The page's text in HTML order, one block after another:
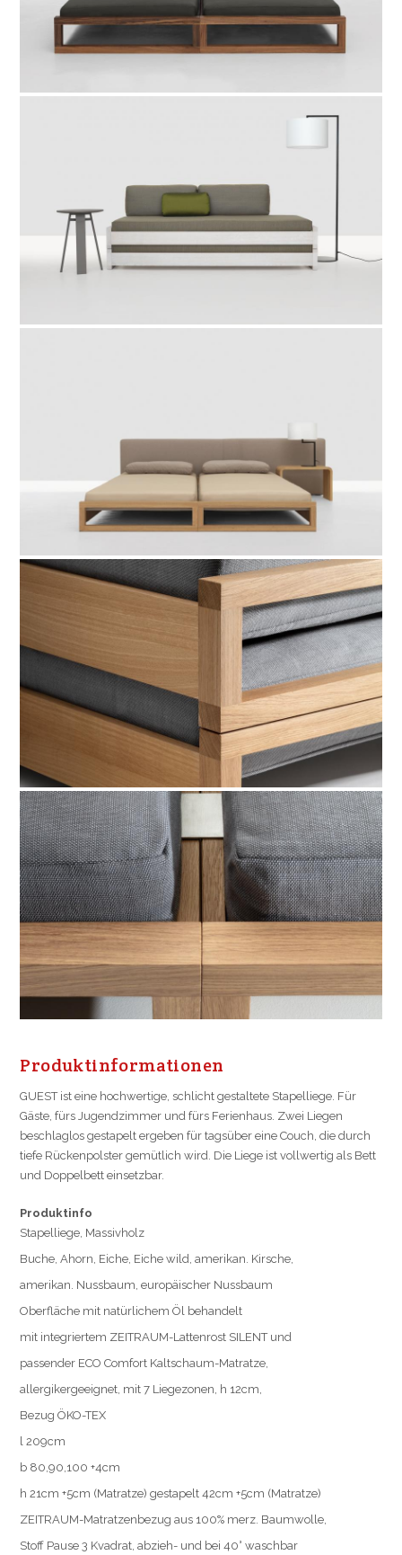
Pro­dukt­in­for­ma­ti­on­en
GUEST ist eine hochwertige, schlicht gestaltete Stapelliege. Für
Gäste, fürs Jugendzimmer und fürs Ferienhaus. Zwei Liegen
beschlaglos gestapelt ergeben für tagsüber eine Couch, die durch
tiefe Rückenpolster gemütlich wird. Die Liege ist vollwertig als Bett
und Doppelbett einsetzbar.
Produktinfo
Stapelliege, Massivholz
Buche, Ahorn, Eiche, Eiche wild, amerikan. Kirsche,
amerikan. Nussbaum, europäischer Nussbaum
Oberfläche mit natürlichem Öl behandelt
mit integriertem ZEITRAUM-Lattenrost SILENT und
passender ECO Comfort Kaltschaum-Matratze,
allergikergeeignet, mit 7 Liegezonen, h 12cm,
Bezug ÖKO-TEX
l 209cm
b 80,90,100 +4cm
h 21cm +5cm (Matratze) gestapelt 42cm +5cm (Matratze)
ZEITRAUM-Matratzenbezug aus 100% merz. Baumwolle,
Stoff Pause 3 Kvadrat, abzieh- und bei 40° waschbar